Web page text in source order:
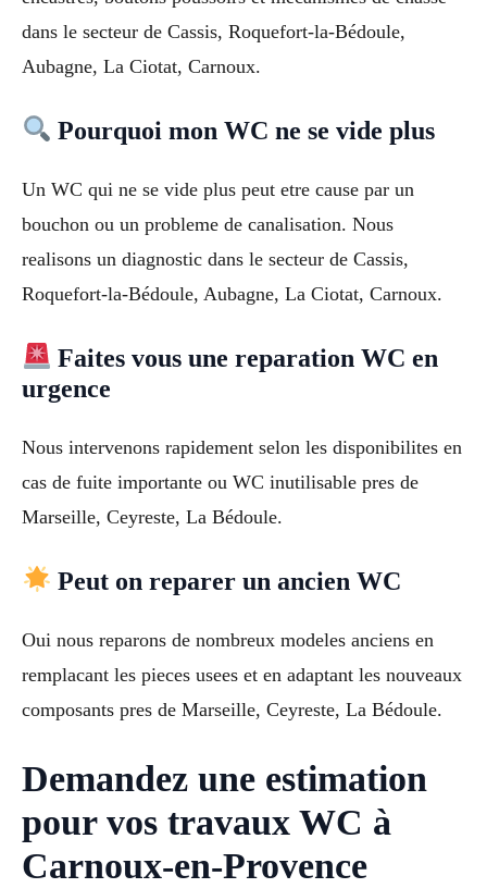
dans le secteur de Cassis, Roquefort-la-Bédoule,
Aubagne, La Ciotat, Carnoux.
Pourquoi mon WC ne se vide plus
Un WC qui ne se vide plus peut etre cause par un
bouchon ou un probleme de canalisation. Nous
realisons un diagnostic dans le secteur de Cassis,
Roquefort-la-Bédoule, Aubagne, La Ciotat, Carnoux.
Faites vous une reparation WC en
urgence
Nous intervenons rapidement selon les disponibilites en
cas de fuite importante ou WC inutilisable pres de
Marseille, Ceyreste, La Bédoule.
Peut on reparer un ancien WC
Oui nous reparons de nombreux modeles anciens en
remplacant les pieces usees et en adaptant les nouveaux
composants pres de Marseille, Ceyreste, La Bédoule.
Demandez une estimation
pour vos travaux WC à
Carnoux-en-Provence